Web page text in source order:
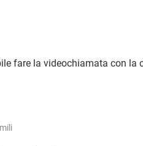
fare la videochiamata con la